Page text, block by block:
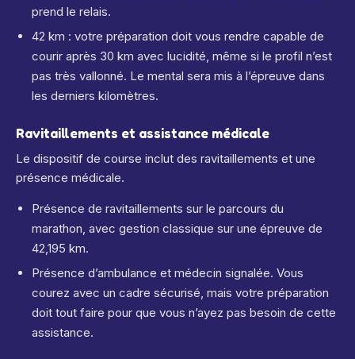
prend le relais.
42 km : votre préparation doit vous rendre capable de
courir après 30 km avec lucidité, même si le profil n’est
pas très vallonné. Le mental sera mis à l’épreuve dans
les derniers kilomètres.
Ravitaillements et assistance médicale
Le dispositif de course inclut des ravitaillements et une
présence médicale.
Présence de ravitaillements sur le parcours du
marathon, avec gestion classique sur une épreuve de
42,195 km.
Présence d’ambulance et médecin signalée. Vous
courez avec un cadre sécurisé, mais votre préparation
doit tout faire pour que vous n’ayez pas besoin de cette
assistance.